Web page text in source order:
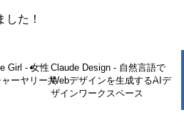
した！
Girl - 女性
ーヤリー共
Claude Design - 自然言語で
Webデザインを生成するAIデ
ザインワークスペース